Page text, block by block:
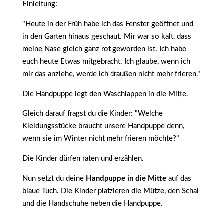
Einleitung:
"Heute in der Früh habe ich das Fenster geöffnet und
in den Garten hinaus geschaut. Mir war so kalt, dass
meine Nase gleich ganz rot geworden ist. Ich habe
euch heute Etwas mitgebracht. Ich glaube, wenn ich
mir das anziehe, werde ich draußen nicht mehr frieren."
Die Handpuppe legt den Waschlappen in die Mitte.
Gleich darauf fragst du die Kinder: "Welche
Kleidungsstücke braucht unsere Handpuppe denn,
wenn sie im Winter nicht mehr frieren möchte?"
Die Kinder dürfen raten und erzählen.
Nun setzt du deine Handpuppe in die Mitteauf das
blaue Tuch. Die Kinder platzieren die Mütze, den Schal
und die Handschuhe neben die Handpuppe.